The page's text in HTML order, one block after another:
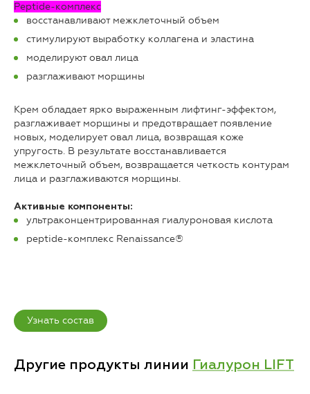
Peptide-комплекс
восстанавливают межклеточный объем
стимулируют выработку коллагена и эластина
моделируют овал лица
разглаживают морщины
Крем обладает ярко выраженным лифтинг-эффектом,
разглаживает морщины и предотвращает появление
новых, моделирует овал лица, возвращая коже
упругость. В результате восстанавливается
межклеточный объем, возвращается четкость контурам
лица и разглаживаются морщины.
Активные компоненты:
ультраконцентрированная гиалуроновая кислота
peptide-комплекс Renaissance®
Узнать состав
Другие продукты линии Гиалурон LIFT